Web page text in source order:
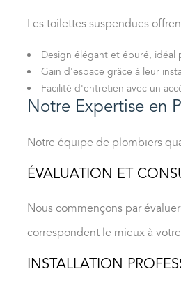
Les toilettes suspendues
Design élégant et épuré, idéal
Gain d'espace grâce à leur
Facilité d'entretien avec un
Notre Expertise en
Notre équipe de plombiers
ÉVALUATION ET
Nous commençons par
correspondent le mieux à
INSTALLATION